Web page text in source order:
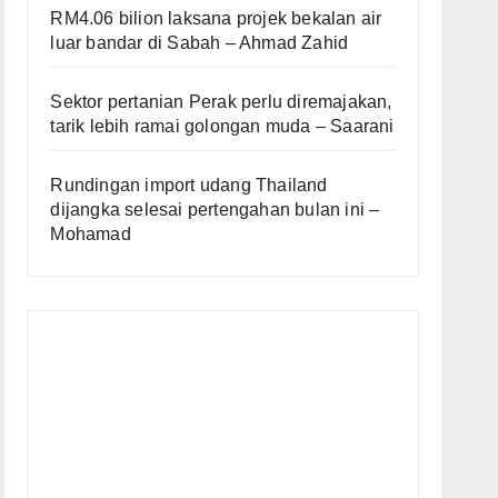
RM4.06 bilion laksana projek bekalan air
luar bandar di Sabah – Ahmad Zahid
Sektor pertanian Perak perlu diremajakan,
tarik lebih ramai golongan muda – Saarani
Rundingan import udang Thailand
dijangka selesai pertengahan bulan ini –
Mohamad